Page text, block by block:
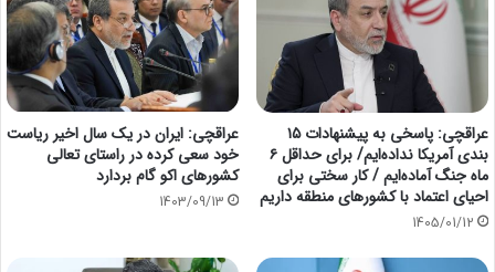
عراقچی: پاسخی به پیشنهادات ۱۵
بندی آمریکا نداده‌ایم/ برای حداقل ۶
ماه جنگ آماده‌ایم / کار سختی برای
احیای اعتماد با کشورهای منطقه داریم
1405/01/12
عراقچی: ایران در یک سال اخیر ریاست
خود سعی کرده در راستای تعالی
کشورهای اکو گام بردارد
1403/09/13